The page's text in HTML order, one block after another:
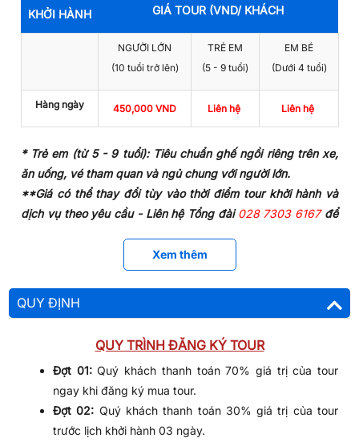
những ánh đèn rực rỡ. Lúc này, quý khách có thể sẵn
câu mực có sẵn. Quý khách sẽ được hướng dẫn cách
thức câu mực "bách phát bách trúng".
Tận hưởng chiến lợi phẩm- Mực sau khi quý khách
câu xong sẽ được chế biến thành các món ăn theo
yêu cầu.
TỐI | ĂN NHẸ TRÊN TÀU - TỰ DO TẮM BIỂN - TIỄN
KHÁCH
Quý kháchthưởng thức các món nhẹnhư: Cháo mực, tôm
nướng, mì hải sản trên tàu.
Sau bữa tối, quý khách tự do vui chơi hoặc ngắm biển Phú
Quốc về đêm trong những ánh đèn lấp lánh từ thành phố và
Tàu đưa đoàn về cảng. Xe và HDV tiếp tục đưa quý khách
các tour giá rẻkhác!Tour Phú Quốc 1 ngày câu
mực đêmchính thức kết thúc!
LƯU Ý:Thứ tự và chi tiết trong chương trình có thể thay đổi
cho phù hợp với tình hình thực tế, nhưng vẫn đảm bảo đủ
điểm đến tham quan!
KHỞI HÀNH GIÁ TOUR (VND/ KHÁCH
NGƯỜI LỚN
(10 tuổi trở lên)
TRẺ EM
(5 - 9 tuổi)
EM BÉ
(Dưới 4 tuổi)
Hàng ngày 450,000 VND Liên hệ Liên hệ
* Trẻ em (từ 5 - 9 tuổi): Tiêu chuẩn ghế ngồi riêng trên xe,
ăn uống, vé tham quan và ngủ chung với người lớn.
**Giá có thể thay đổi tùy vào thời điểm tour khởi hành và
dịch vụ theo yêu cầu - Liên hệ Tổng đài028 7303 6167để
GIÁ TOUR BAO GỒM
Xe du lịch đời mới đón và tiễn tại khách sạn, tham
quan theo chương trình
Ăn cháo mực trên tàu
HDV chuyên nghiệp phục vụ suốt tuyến
Nước suối Aquafina (chai 500ml/1khách), Khăn lạnh
Bảo hiểm du lịch.
GIÁ TOUR KHÔNG BAO GỒM
Xem thêm
QUY ĐỊNH
QUY TRÌNH ĐĂNG KÝ TOUR
Đợt 01:Quý khách thanh toán 70% giá trị của tour
ngay khi đăng ký mua tour.​​
Đợt 02: Quý khách thanh toán 30% giá trị của tour
trước lịch khởi hành 03 ngày.